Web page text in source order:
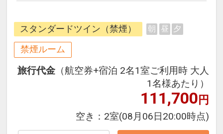
できるダイナミックパッケージだか
ら、一都市滞在はもちろん周遊旅行
にも最適！
旅行期間中の1泊だけの宿泊や延
泊・飛び泊なども自由自在です。
JALマイレージ会員の方にはフライ
トマイルが50%貯まります。
スタンダードツイン（禁煙） 朝 昼 夕
禁煙ルーム
旅行代金 （航空券+宿泊 2名1室ご利用時 大人
1名様あたり）
111,700円
空き： 2室(08月06日20:00時点)